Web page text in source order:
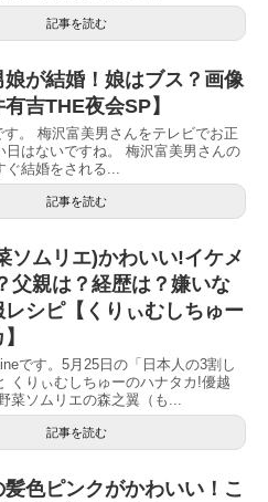
記事を読む
が結婚！娘はブス？画像
吉THE夜会SP】
す。 梅沢富美男さんをテレビでお正
日はないですね。 梅沢富美男さんの
結婚をされる...
記事を読む
ソムリエ)かわいい!イケメ
父親は？経歴は？嫌いな
レシピ【くりぃむしちゅー
です。5月25日の「日本人の3割し
くりぃむしちゅーのハナタカ!優越
菜ソムリエの森之翼（も...
記事を読む
髪色ピンクがかわいい！こ